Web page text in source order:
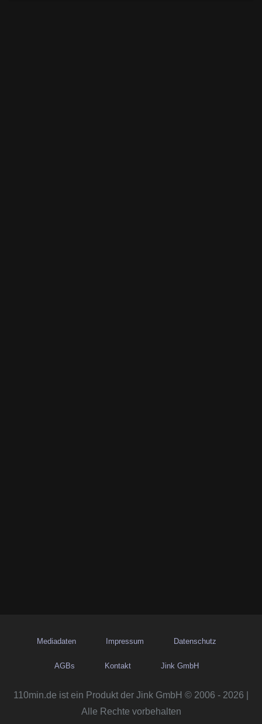
Mediadaten Impressum Datenschutz
AGBs Kontakt Jink GmbH
110min.de ist ein Produkt der Jink GmbH © 2006 - 2026 |
Alle Rechte vorbehalten